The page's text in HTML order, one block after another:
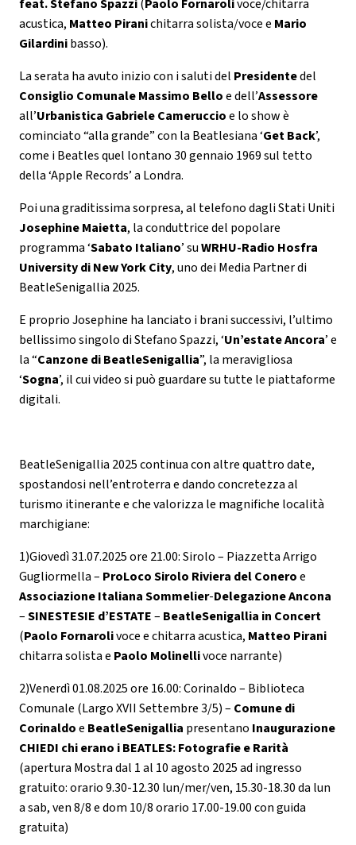
feat.Stefano Spazzi(Paolo Fornarolivoce/chitarra
acustica, Matteo Piranichitarra solista/voce e Mario
Gilardinibasso).
La serata ha avuto inizio con i saluti del Presidentedel
Consiglio Comunale Massimo Belloe dell’Assessore
all’Urbanistica Gabriele Cameruccioe lo show è
cominciato “alla grande” con la Beatlesiana ‘Get Back’,
come i Beatles quel lontano 30 gennaio 1969 sul tetto
della ‘Apple Records’ a Londra.
Poi una graditissima sorpresa, al telefono dagli Stati Uniti
Josephine Maietta, la conduttrice del popolare
programma ‘Sabato Italiano’ suWRHU-Radio Hosfra
University di New York City, uno dei Media Partner di
BeatleSenigallia 2025.
E proprio Josephine ha lanciato i brani successivi, l’ultimo
bellissimo singolo di Stefano Spazzi, ‘Un’estate Ancora’ e
la “Canzone di BeatleSenigallia”, la meravigliosa
‘Sogna’, il cui video si può guardare su tutte le piattaforme
digitali.
BeatleSenigallia 2025 continua con altre quattro date,
spostandosi nell’entroterra e dando concretezza al
turismo itinerante e che valorizza le magnifiche località
marchigiane:
1)Giovedì 31.07.2025 ore 21.00: Sirolo – Piazzetta Arrigo
Gugliormella – ProLoco Sirolo Riviera del Coneroe
Associazione Italiana Sommelier-Delegazione Ancona
–SINESTESIE d’ESTATE– BeatleSenigallia in Concert
(Paolo Fornarolivoce e chitarra acustica, Matteo Pirani
chitarra solista e Paolo Molinellivoce narrante)
2)Venerdì 01.08.2025 ore 16.00: Corinaldo – Biblioteca
Comunale (Largo XVII Settembre 3/5) – Comune di
Corinaldoe BeatleSenigallia presentano Inaugurazione
CHIEDI chi erano i BEATLES: Fotografie e Rarità
(apertura Mostra dal 1 al 10 agosto 2025 ad ingresso
gratuito: orario 9.30-12.30 lun/mer/ven, 15.30-18.30 da lun
a sab, ven 8/8 e dom 10/8 orario 17.00-19.00 con guida
gratuita)